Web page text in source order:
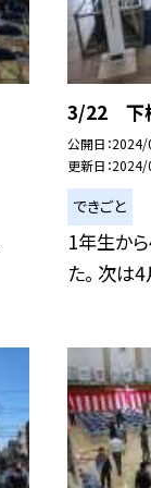
3/22 下
公開日
更新日
できごと
1年生か
た。 次は